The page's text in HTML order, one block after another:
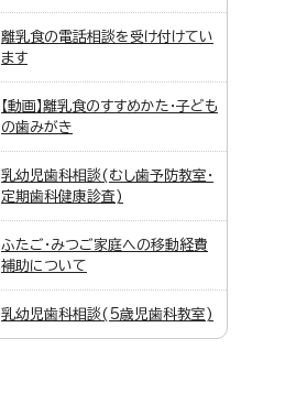
離乳食の電話相談を受け付けてい
ます
【動画】離乳食のすすめかた・子ども
の歯みがき
乳幼児歯科相談(むし歯予防教室・
定期歯科健康診査)
ふたご・みつご家庭への移動経費
補助について
乳幼児歯科相談(5歳児歯科教室)